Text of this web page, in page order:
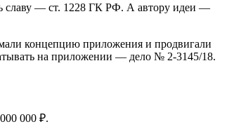
славу — ст. 1228 ГК РФ. А автору идеи —
концепцию приложения и продвигали
на приложении — дело № 2-3145/18.
000 ₽.